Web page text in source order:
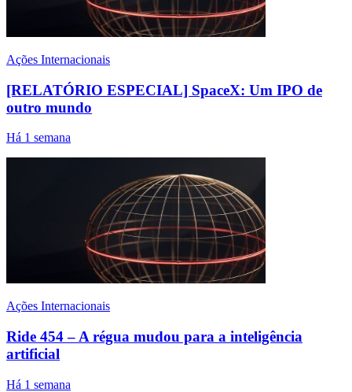
Ações Internacionais
[RELATÓRIO ESPECIAL] SpaceX: Um IPO de
outro mundo
Há 1 semana
Ações Internacionais
Ride 454 – A régua mudou para a inteligência
artificial
Há 1 semana